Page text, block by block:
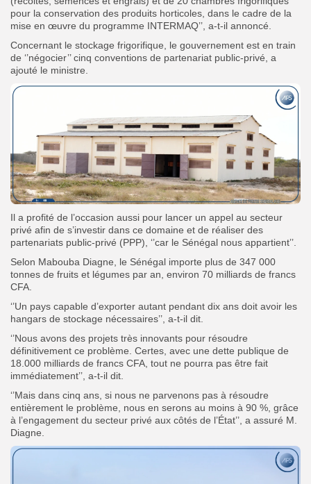
pour la conservation des produits horticoles, dans le cadre de la
mise en œuvre du programme INTERMAQ’’, a-t-il annoncé.
Concernant le stockage frigorifique, le gouvernement est en train
de ‘’négocier’’ cinq conventions de partenariat public-privé, a
ajouté le ministre.
Il a profité de l’occasion aussi pour lancer un appel au secteur
privé afin de s’investir dans ce domaine et de réaliser des
partenariats public-privé (PPP), ‘’car le Sénégal nous appartient’’.
Selon Mabouba Diagne, le Sénégal importe plus de 347 000
tonnes de fruits et légumes par an, environ 70 milliards de francs
CFA.
‘’Un pays capable d’exporter autant pendant dix ans doit avoir les
hangars de stockage nécessaires’’, a-t-il dit.
‘’Nous avons des projets très innovants pour résoudre
définitivement ce problème. Certes, avec une dette publique de
18.000 milliards de francs CFA, tout ne pourra pas être fait
immédiatement’’, a-t-il dit.
‘’Mais dans cinq ans, si nous ne parvenons pas à résoudre
entièrement le problème, nous en serons au moins à 90 %, grâce
à l’engagement du secteur privé aux côtés de l’État’’, a assuré M.
Diagne.